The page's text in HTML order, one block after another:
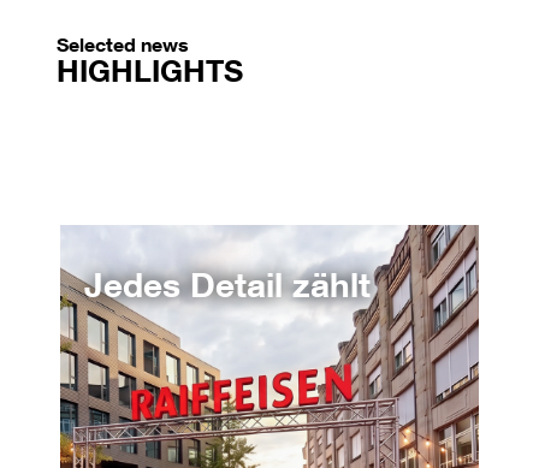
Selected news
HIGHLIGHTS
Jedes Detail zählt